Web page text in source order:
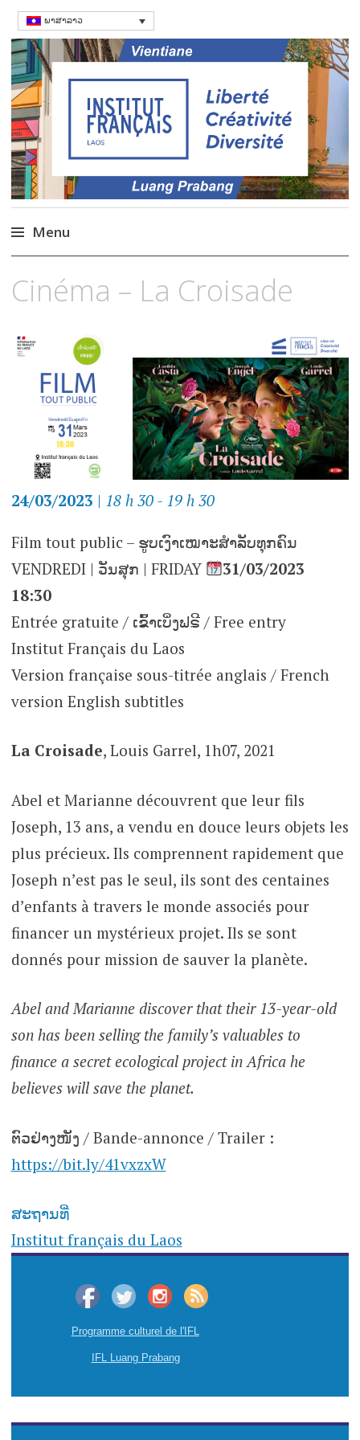
ພາສາລາວ
ສະຖາບັນຝຣັ່ງ
Language Courses & cultral events in
Laos
Menu
to
Cinéma – La Croisade
24/03/2023 | 18 h 30 - 19 h 30
Film tout public – ຮູບເງົາເໝາະສຳລັບທຸກຄົນ
VENDREDI | ວັນສຸກ | FRIDAY
31/03/2023
18:30
Entrée gratuite / ເຂົ້າເບິ່ງຟຣີ / Free entry
Institut Français du Laos
Version française sous-titrée anglais / French
version English subtitles
La Croisade, Louis Garrel, 1h07, 2021
Abel et Marianne découvrent que leur fils
Joseph, 13 ans, a vendu en douce leurs objets les
plus précieux. Ils comprennent rapidement que
Joseph n’est pas le seul, ils sont des centaines
d’enfants à travers le monde associés pour
financer un mystérieux projet. Ils se sont
donnés pour mission de sauver la planète.
Abel and Marianne discover that their 13-year-old
son has been selling the family’s valuables to
finance a secret ecological project in Africa he
believes will save the planet.
ຕົວຢ່າງໜັງ / Bande-annonce / Trailer :
https://bit.ly/41vxzxW
ສະຖານທີ່
Institut français du Laos
Programme culturel de l'IFL
IFL Luang Prabang